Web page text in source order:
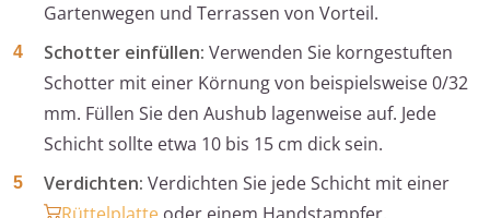
Gartenwegen und Terrassen von Vorteil.
Schotter einfüllen: Verwenden Sie korngestuften
Schotter mit einer Körnung von beispielsweise 0/32
mm. Füllen Sie den Aushub lagenweise auf. Jede
Schicht sollte etwa 10 bis 15 cm dick sein.
Verdichten: Verdichten Sie jede Schicht mit einer